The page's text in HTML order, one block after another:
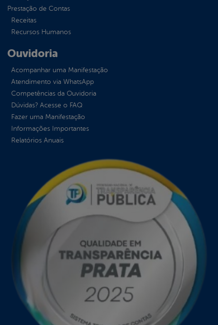
Prestação de Contas
Receitas
Recursos Humanos
Ouvidoria
Acompanhar uma Manifestação
Atendimento via WhatsApp
Competências da Ouvidoria
Dúvidas? Acesse o FAQ
Fazer uma Manifestação
Informações Importantes
Relatórios Anuais